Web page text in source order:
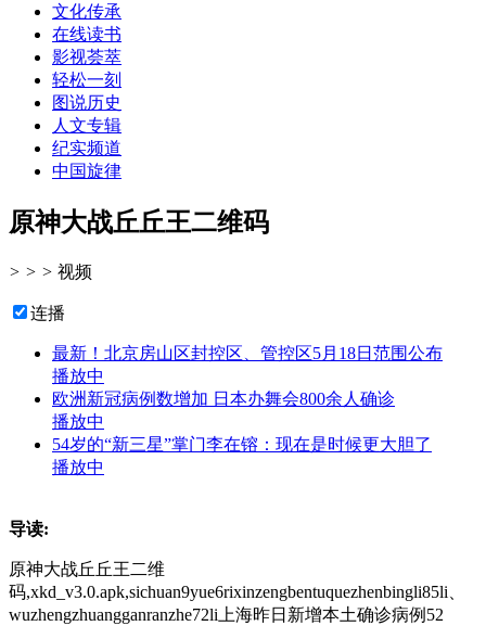
文化传承
在线读书
影视荟萃
轻松一刻
图说历史
人文专辑
纪实频道
中国旋律
原神大战丘丘王二维码
> > > 视频
连播
最新！北京房山区封控区、管控区5月18日范围公布
播放中
欧洲新冠病例数增加 日本办舞会800余人确诊
播放中
54岁的“新三星”掌门李在镕：现在是时候更大胆了
播放中
导读:
原神大战丘丘王二维
码,xkd_v3.0.apk,sichuan9yue6rixinzengbentuquezhenbingli85li、
wuzhengzhuangganranzhe72li上海昨日新增本土确诊病例52